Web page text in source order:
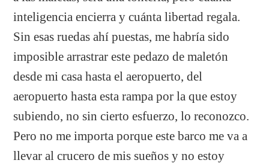
inteligencia encierra y cuánta libertad regala.
Sin esas ruedas ahí puestas, me habría sido
imposible arrastrar este pedazo de maletón
desde mi casa hasta el aeropuerto, del
aeropuerto hasta esta rampa por la que estoy
subiendo, no sin cierto esfuerzo, lo reconozco.
Pero no me importa porque este barco me va a
llevar al crucero de mis sueños y no estoy